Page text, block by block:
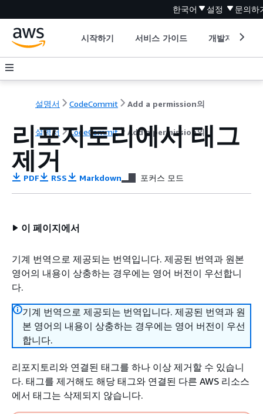
한국어 설정 문의하
시작하기 서비스 가이드 개발자 도구
설명서 CodeCommit Add a permission의
설명서 CodeCommit Add a permission의
리포지토리에서 태그
제거
PDF RSS Markdown 포커스 모드
이 페이지에서
기계 번역으로 제공되는 번역입니다. 제공된 번역과 원본
영어의 내용이 상충하는 경우에는 영어 버전이 우선합니
다.
기계 번역으로 제공되는 번역입니다. 제공된 번역과 원
본 영어의 내용이 상충하는 경우에는 영어 버전이 우선
합니다.
리포지토리와 연결된 태그를 하나 이상 제거할 수 있습니
다. 태그를 제거해도 해당 태그와 연결된 다른 AWS 리소스
에서 태그는 삭제되지 않습니다.